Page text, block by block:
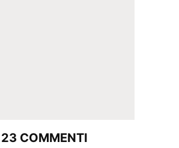
23 COMMENTI